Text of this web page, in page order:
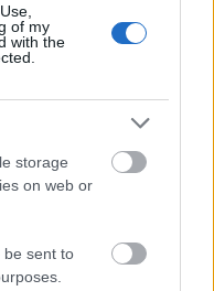
of my
with the
storage
on web or
be sent to
tennéd, ha
országok morális